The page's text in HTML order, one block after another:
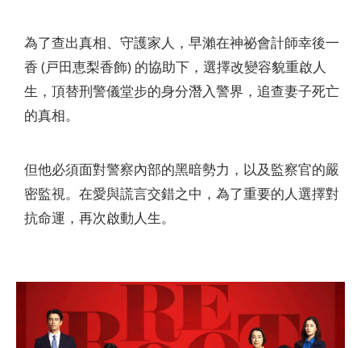
為了查出真相、守護家人，早瀨在神祕會計師幸後一
香 (戸田恵梨香飾) 的協助下，選擇改變容貌重啟人
生，頂替刑警儀堂步的身分潛入警界，追查妻子死亡
的真相。
但他必須面對警察內部的黑暗勢力，以及監察官的嚴
密監視。在愛與謊言交錯之中，為了重要的人選擇對
抗命運，再次啟動人生。